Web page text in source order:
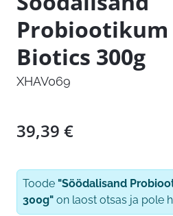
Probiootikum
Biotics 300g
XHAV069
39,39 €
Toode "Söödalisand
300g" on laost otsas ja pole